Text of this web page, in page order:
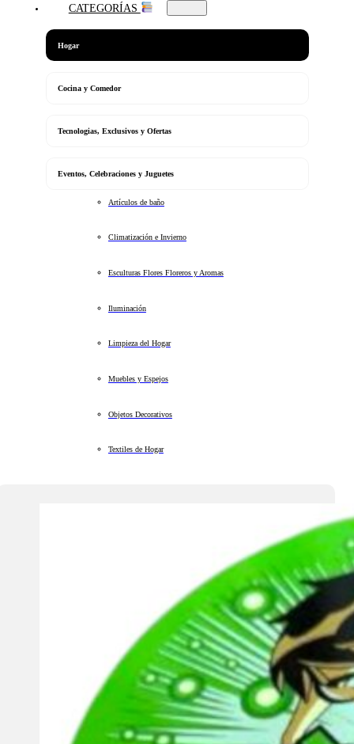
CATEGORÍAS
Hogar
Cocina y Comedor
Tecnologias, Exclusivos y Ofertas
Eventos, Celebraciones y Juguetes
Artículos de baño
Climatización e Invierno
Esculturas Flores Floreros y Aromas
Iluminación
Limpieza del Hogar
Muebles y Espejos
Objetos Decorativos
Textiles de Hogar